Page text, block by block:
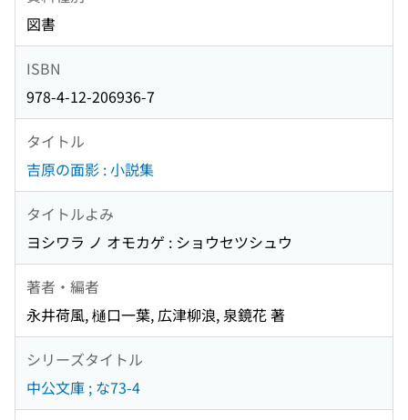
図書
ISBN
978-4-12-206936-7
タイトル
吉原の面影 : 小説集
タイトルよみ
ヨシワラ ノ オモカゲ : ショウセツシュウ
著者・編者
永井荷風, 樋口一葉, 広津柳浪, 泉鏡花 著
シリーズタイトル
中公文庫 ; な73-4